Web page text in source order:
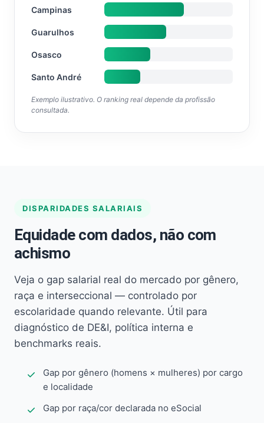
Campinas
Guarulhos
Osasco
Santo André
Exemplo ilustrativo. O ranking real depende da profissão
consultada.
DISPARIDADES SALARIAIS
Equidade com dados, não com
achismo
Veja o gap salarial real do mercado por gênero,
raça e interseccional — controlado por
escolaridade quando relevante. Útil para
diagnóstico de DE&I, política interna e
benchmarks reais.
Gap por gênero (homens × mulheres) por cargo
e localidade
Gap por raça/cor declarada no eSocial